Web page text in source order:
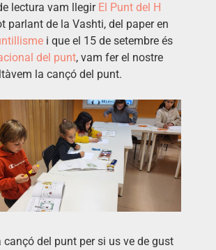
lectura vam llegir El Punt del H
parlant de la Vashti, del paper en
i que el 15 de setembre és
del punt, vam fer el nostre
la cançó del punt.
cançó del punt per si us ve de gust